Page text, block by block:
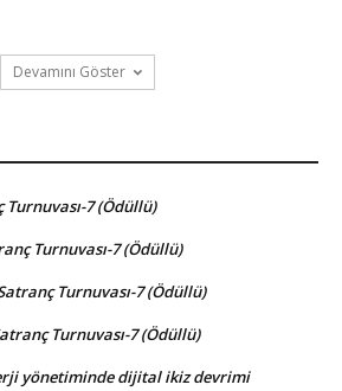
Devamını Göster
Turnuvası-7 (Ödüllü)
Turnuvası-7 (Ödüllü)
Turnuvası-7 (Ödüllü)
Turnuvası-7 (Ödüllü)
yönetiminde dijital ikiz devrimi